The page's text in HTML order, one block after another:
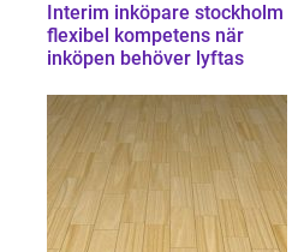
Interim inköpare stockholm
flexibel kompetens när
inköpen behöver lyftas